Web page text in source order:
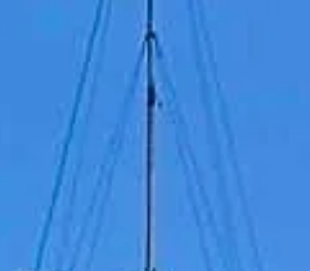
Péntek, Augusztus 7, 2026
Lungotevere Castello, 50, 00193 Róma, Olaszország